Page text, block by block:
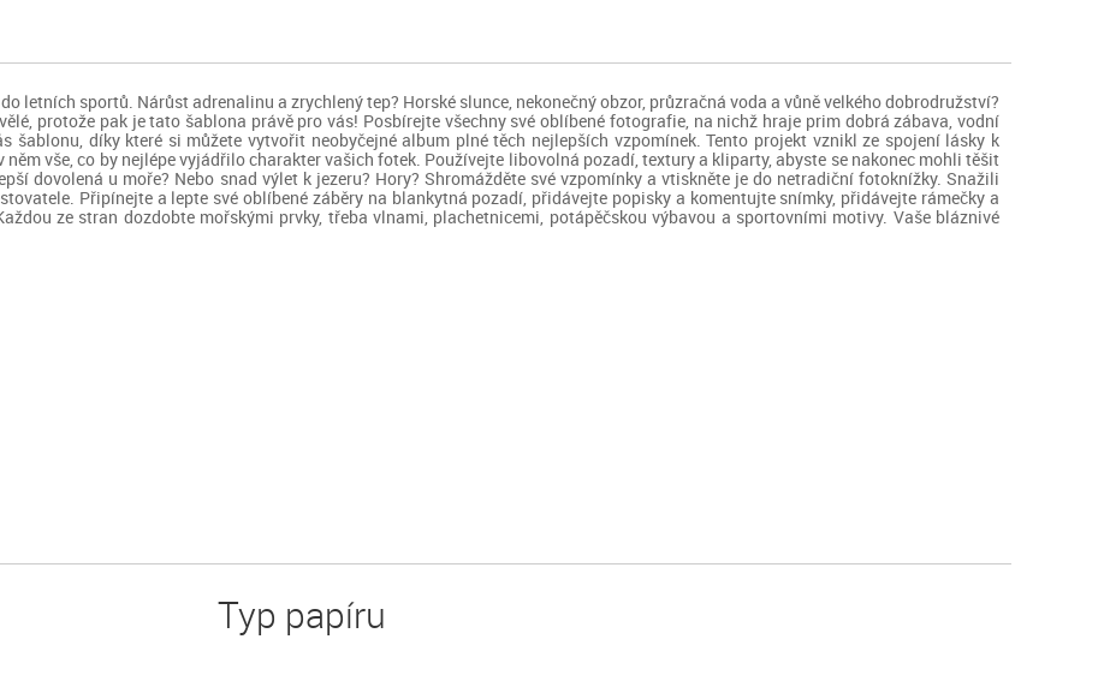
letních sportů. Nárůst adrenalinu a zrychlený tep? Horské slunce, nekonečný obzor, průzračná voda a vůně velkého dobrodružství?
protože pak je tato šablona právě pro vás! Posbírejte všechny své oblíbené fotografie, na nichž hraje prim dobrá zábava, vodní
díky které si můžete vytvořit neobyčejné album plné těch nejlepších vzpomínek. Tento projekt vznikl ze spojení lásky k
vše, co by nejlépe vyjádřilo charakter vašich fotek. Používejte libovolná pozadí, textury a kliparty, abyste se nakonec mohli těšit
dovolená u moře? Nebo snad výlet k jezeru? Hory? Shromážděte své vzpomínky a vtiskněte je do netradiční fotoknížky. Snažili
Připínejte a lepte své oblíbené záběry na blankytná pozadí, přidávejte popisky a komentujte snímky, přidávejte rámečky a
ze stran dozdobte mořskými prvky, třeba vlnami, plachetnicemi, potápěčskou výbavou a sportovními motivy. Vaše bláznivé
Typ papíru